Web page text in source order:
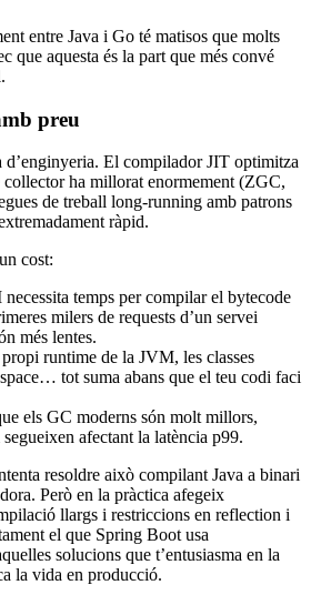
entre Java i Go té matisos que molts
que aquesta és la part que més convé
preu
El compilador JIT optimitza
collector ha millorat enormement (ZGC,
de treball long-running amb patrons
ràpid.
cost:
temps per compilar el bytecode
milers de requests d’un servei
més lentes.
runtime de la JVM, les classes
tot suma abans que el teu codi faci
els GC moderns són molt millors,
afectant la latència p99.
resoldre això compilant Java a binari
Però en la pràctica afegeix
llargs i restriccions en reflection i
el que Spring Boot usa
solucions que t’entusiasma en la
la vida en producció.